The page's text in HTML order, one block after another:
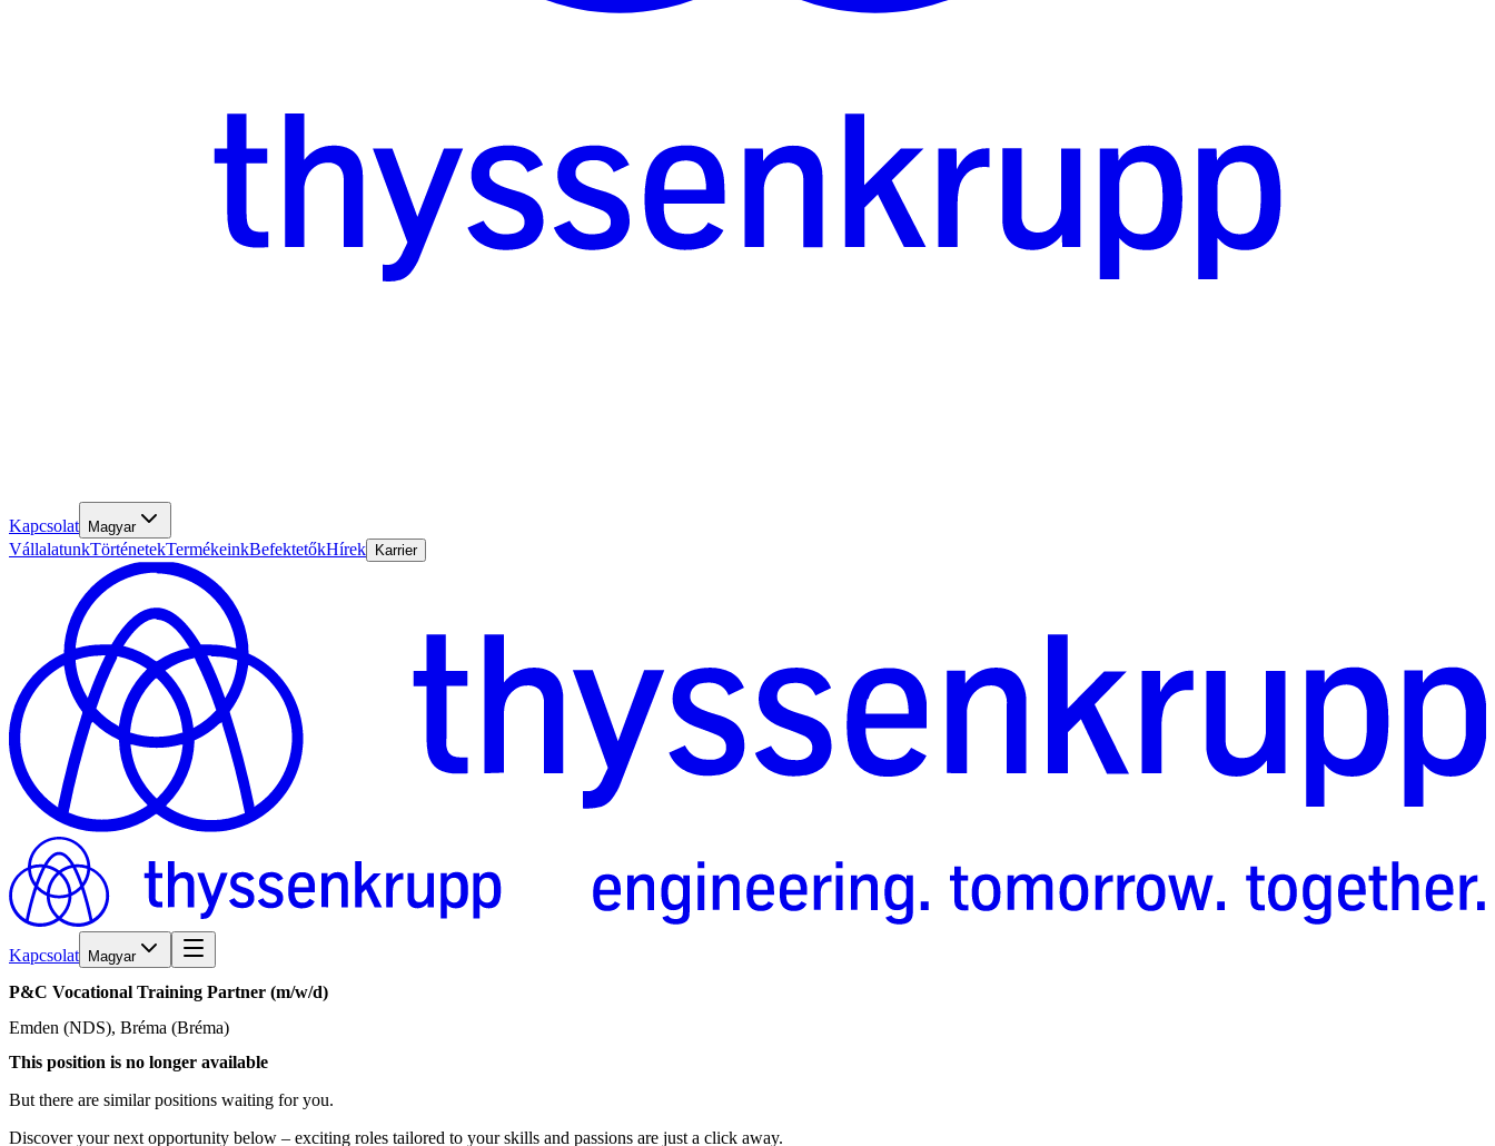
Kapcsolat Magyar
VállalatunkTörténetekTermékeinkBefektetőkHírek Karrier
Kapcsolat Magyar
P&C Vocational Training Partner (m/w/d)
Emden (NDS), Bréma (Bréma)
This position is no longer available
But there are similar positions waiting for you.
Discover your next opportunity below – exciting roles tailored to your skills and passions are just a click away.